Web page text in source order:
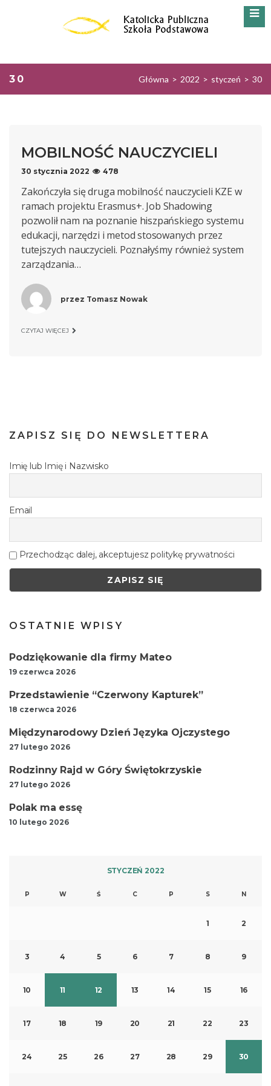
30 Główna > 2022 > styczeń > 30
MOBILNOŚĆ NAUCZYCIELI
30 stycznia 2022 478
Zakończyła się druga mobilność nauczycieli KZE w
ramach projektu Erasmus+. Job Shadowing
pozwolił nam na poznanie hiszpańskiego systemu
edukacji, narzędzi i metod stosowanych przez
tutejszych nauczycieli. Poznałyśmy również system
zarządzania…
przez Tomasz Nowak
CZYTAJ WIĘCEJ
ZAPISZ SIĘ DO NEWSLETTERA
Imię lub Imię i Nazwisko
Email
Przechodząc dalej, akceptujesz politykę prywatności
OSTATNIE WPISY
Podziękowanie dla firmy Mateo
19 czerwca 2026
Przedstawienie “Czerwony Kapturek”
18 czerwca 2026
Międzynarodowy Dzień Języka Ojczystego
27 lutego 2026
Rodzinny Rajd w Góry Świętokrzyskie
27 lutego 2026
Polak ma essę
10 lutego 2026
STYCZEŃ 2022
P W Ś C P S N
1 2
3 4 5 6 7 8 9
10 11 12 13 14 15 16
17 18 19 20 21 22 23
24 25 26 27 28 29 30